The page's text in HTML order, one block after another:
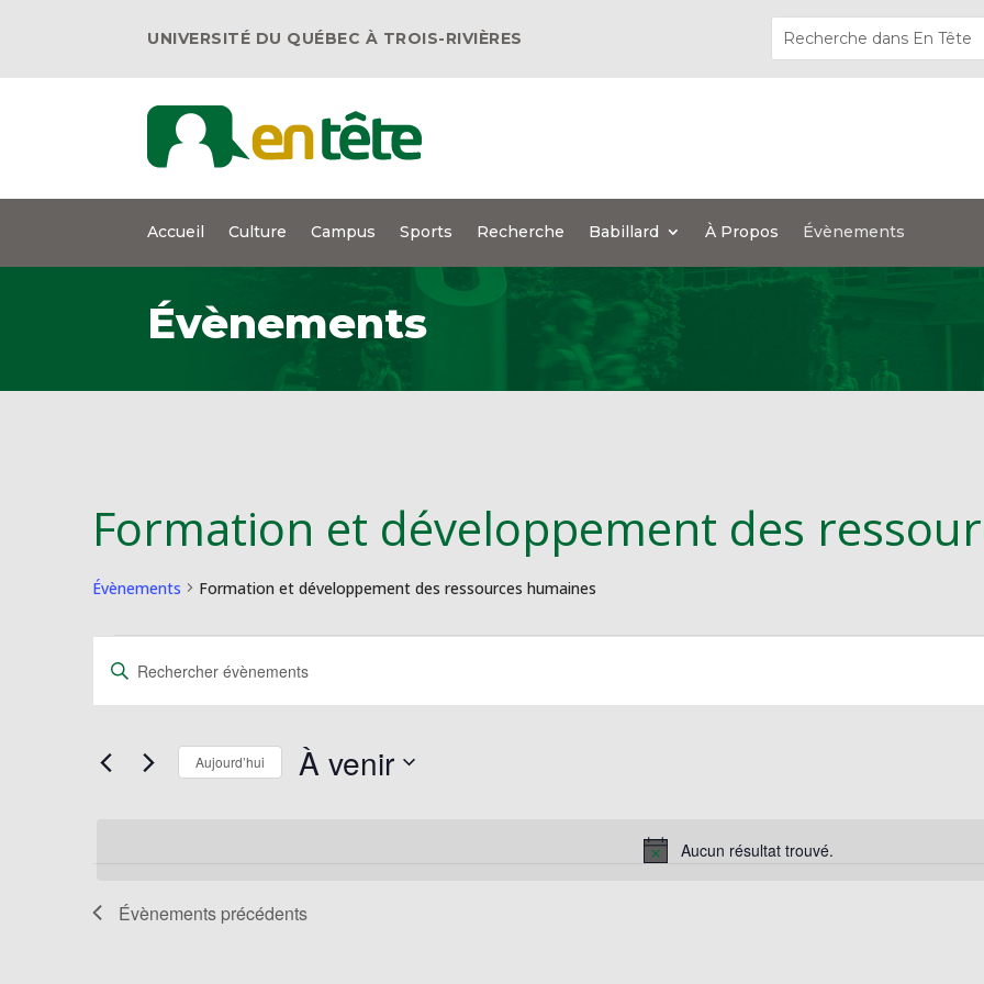
UNIVERSITÉ DU QUÉBEC À TROIS-RIVIÈRES
Accueil Culture Campus Sports Recherche Babillard À Propos Évènements
Évènements
Formation et développement des
Évènements Formation et développement des ressources humaines
Évènements
Notice
Aucun résultat trouvé.
et
navigation
vues
Saisir
mot-
clé.
Évènements
Aujourd’hui À venir
Évènements précédents